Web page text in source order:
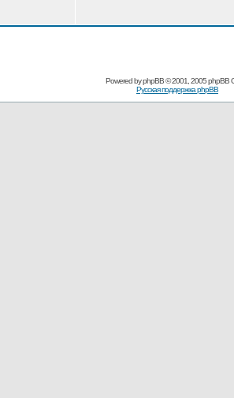
Powered byphpBB© 2001, 2005 phpBB
Русская поддержка phpBB